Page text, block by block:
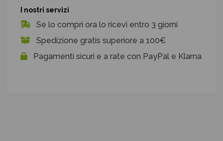
I nostri servizi
Se lo compri ora lo ricevi entro 3 giorni
Spedizione gratis superiore a 100€
Pagamenti sicuri e a rate con PayPal e Klarna